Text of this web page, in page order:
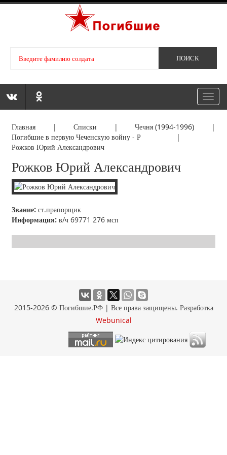
Главная |Списки |Чечня (1994-1996) |
Погибшие в первую Чеченскую войну - Р |
Рожков Юрий Александрович
Рожков Юрий Александрович
Звание: ст.прапорщик
Информация: в/ч 69771 276 мсп
2015-2026 © Погибшие.РФ | Все права защищены. Разработка
Webunical